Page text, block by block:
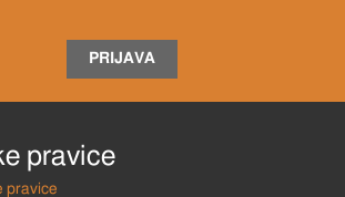
PRIJAVA
pravice
pravice